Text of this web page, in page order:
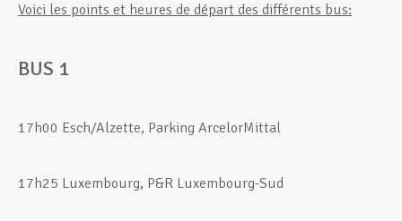
Voici les points et heures de départ des différents bus:
BUS 1
17h00 Esch/Alzette, Parking ArcelorMittal
17h25 Luxembourg, P&R Luxembourg-Sud